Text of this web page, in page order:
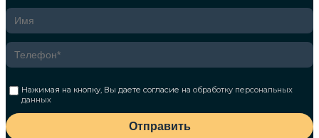
Нажимая на кнопку, Вы даете согласие наобработку персональных
данных
Отправить